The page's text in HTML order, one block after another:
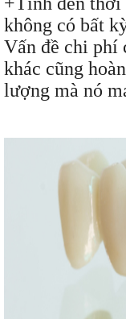
không có bất
Vấn đề chi phí
khác cũng
lượng mà nó